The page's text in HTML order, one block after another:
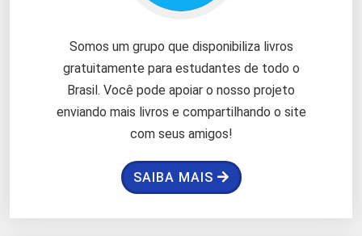
Somos um grupo que disponibiliza livros
gratuitamente para estudantes de todo o
Brasil. Você pode apoiar o nosso projeto
enviando mais livros e compartilhando o site
com seus amigos!
SAIBA MAIS